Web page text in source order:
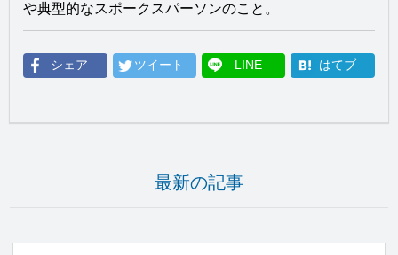
や典型的なスポークスパーソンのこと。
シェア ツイート LINE はてブ
最新の記事